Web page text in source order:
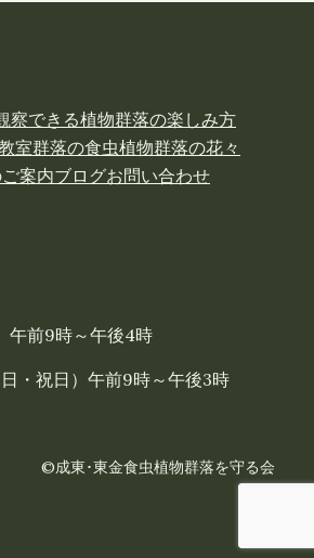
察できる植物群落の楽しみ方
室群落の食虫植物群落の花々
案内ブログお問い合わせ
午前9時～午後4時
・祝日）午前9時～午後3時
©成東･東金食虫植物群落を守る会